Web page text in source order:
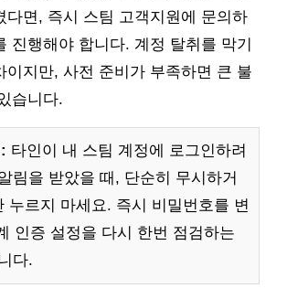
다면, 즉시 스팀 고객지원에 문의하
진행해야 합니다. 계정 탈취를 막기
이지만, 사전 준비가 부족하면 큰 불
습니다.
타인이 내 스팀 계정에 로그인하려
림을 받았을 때, 단순히 무시하거
누르지 마세요. 즉시 비밀번호를 변
인증 설정을 다시 한번 점검하는
다.